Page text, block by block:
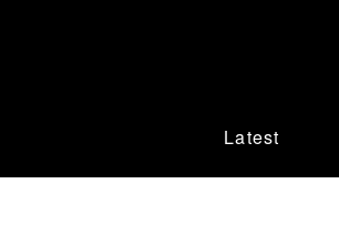
Latest